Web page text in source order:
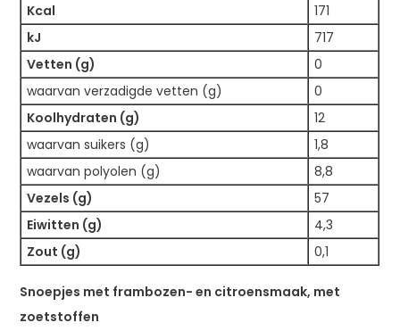
Kcal
171
kJ
717
Vetten (g)
0
waarvan verzadigde vetten (g)
0
Koolhydraten (g)
12
waarvan suikers (g)
1,8
waarvan polyolen (g)
8,8
Vezels (g)
57
Eiwitten (g)
4,3
Zout (g)
0,1
Snoepjes met frambozen- en citroensmaak, met
zoetstoffen